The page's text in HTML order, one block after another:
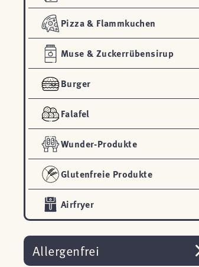
Pizza & Flammkuchen
Muse & Zuckerrübensirup
Burger
Falafel
Wunder-Produkte
Glutenfreie Produkte
Airfryer
Allergenfrei